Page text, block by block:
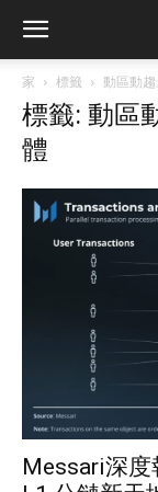
家 標籤 動區動
標籤: 動區
體
Messari深度